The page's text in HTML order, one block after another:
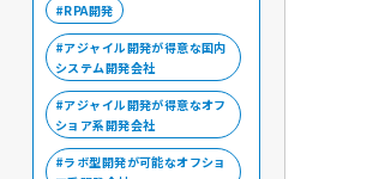
RPA開発
アジャイル開発が得意な国内
システム開発会社
アジャイル開発が得意なオフ
ショア系開発会社
ラボ型開発が可能なオフショ